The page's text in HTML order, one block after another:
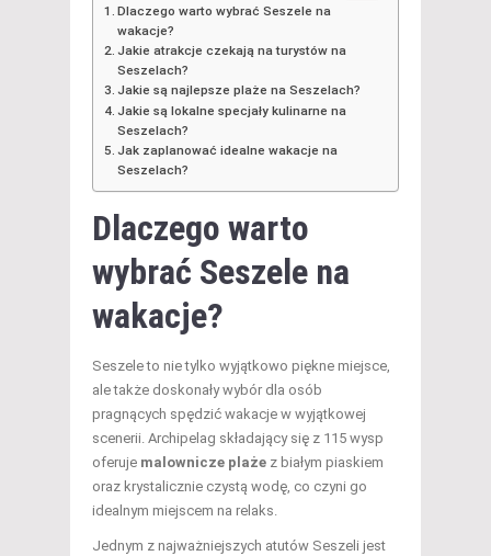
Dlaczego warto wybrać Seszele na
wakacje?
Jakie atrakcje czekają na turystów na
Seszelach?
Jakie są najlepsze plaże na Seszelach?
Jakie są lokalne specjały kulinarne na
Seszelach?
Jak zaplanować idealne wakacje na
Seszelach?
Dlaczego warto
wybrać Seszele na
wakacje?
Seszele to nie tylko wyjątkowo piękne miejsce,
ale także doskonały wybór dla osób
pragnących spędzić wakacje w wyjątkowej
scenerii. Archipelag składający się z 115 wysp
oferuje malownicze plaże z białym piaskiem
oraz krystalicznie czystą wodę, co czyni go
idealnym miejscem na relaks.
Jednym z najważniejszych atutów Seszeli jest